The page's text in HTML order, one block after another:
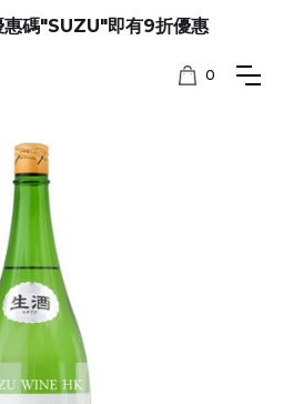
惠碼"SUZU"即有9折優惠
0